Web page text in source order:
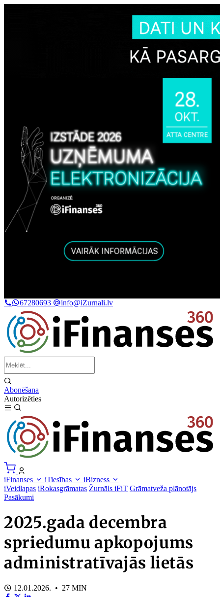
67280693 info@iZurnali.lv
Abonēšana
Autorizēties
iFinanses iTiesības
iBizness
iVeidlapas iRokasgrāmatas Žurnāls iFiT Grāmatveža plānotājs
Pasākumi
2025.gada decembra
spriedumu apkopojums
administratīvajās lietās
12.01.2026. • 27 MIN